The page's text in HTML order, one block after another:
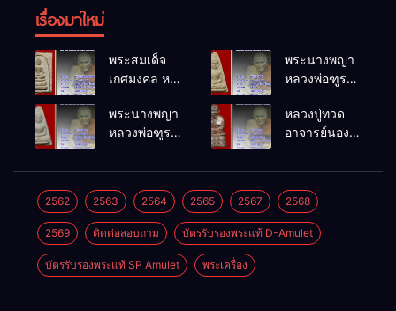
เรื่องมาใหม่
พระสมเด็จ
เกศมงคล หล
โพธิ์นิมิตร
พ.ศ.2512
พระนางพญา
หลวงพ่อฑูรย์
พ.ศ.2512
พระนางพญา
หลวงพ่อฑูรย์
พ.ศ.2512
หลวงปู่ทวด
อาจารย์นอง
พ.ศ.2541
2562 2563 2564 2565 2567 2568
2569 ติดต่อสอบถาม บัตรรับรองพระแท้ D-Amulet
บัตรรับรองพระแท้ SP Amulet พระเครื่อง